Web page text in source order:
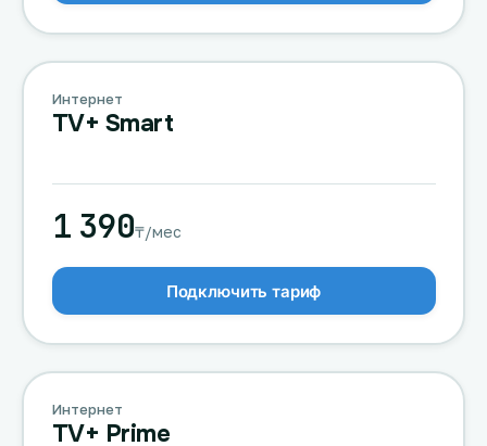
Интернет
TV+ Smart
1 390₸/мес
Подключить тариф
Интернет
TV+ Prime